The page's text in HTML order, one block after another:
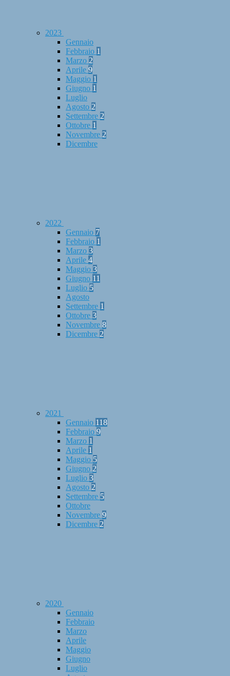
2023
Gennaio
Febbraio 1
Marzo 2
Aprile 9
Maggio 1
Giugno 1
Luglio
Agosto 2
Settembre 2
Ottobre 1
Novembre 2
Dicembre
2022
Gennaio 7
Febbraio 1
Marzo 3
Aprile 4
Maggio 3
Giugno 11
Luglio 5
Agosto
Settembre 1
Ottobre 3
Novembre 8
Dicembre 2
2021
Gennaio 118
Febbraio 9
Marzo 1
Aprile 1
Maggio 5
Giugno 2
Luglio 3
Agosto 2
Settembre 5
Ottobre
Novembre 9
Dicembre 2
2020
Gennaio
Febbraio
Marzo
Aprile
Maggio
Giugno
Luglio